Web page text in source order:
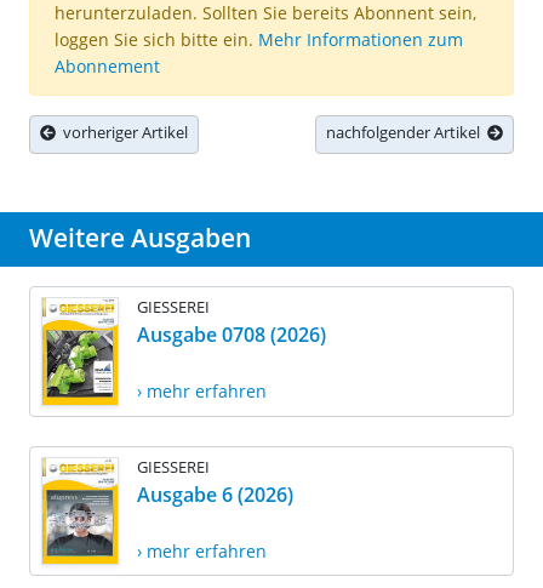
herunterzuladen. Sollten Sie bereits Abonnent sein,
loggen Sie sich bitte ein. Mehr Informationen zum
Abonnement
vorheriger Artikel nachfolgender Artikel
Weitere Ausgaben
GIESSEREI
Ausgabe 0708 (2026)
› mehr erfahren
GIESSEREI
Ausgabe 6 (2026)
› mehr erfahren